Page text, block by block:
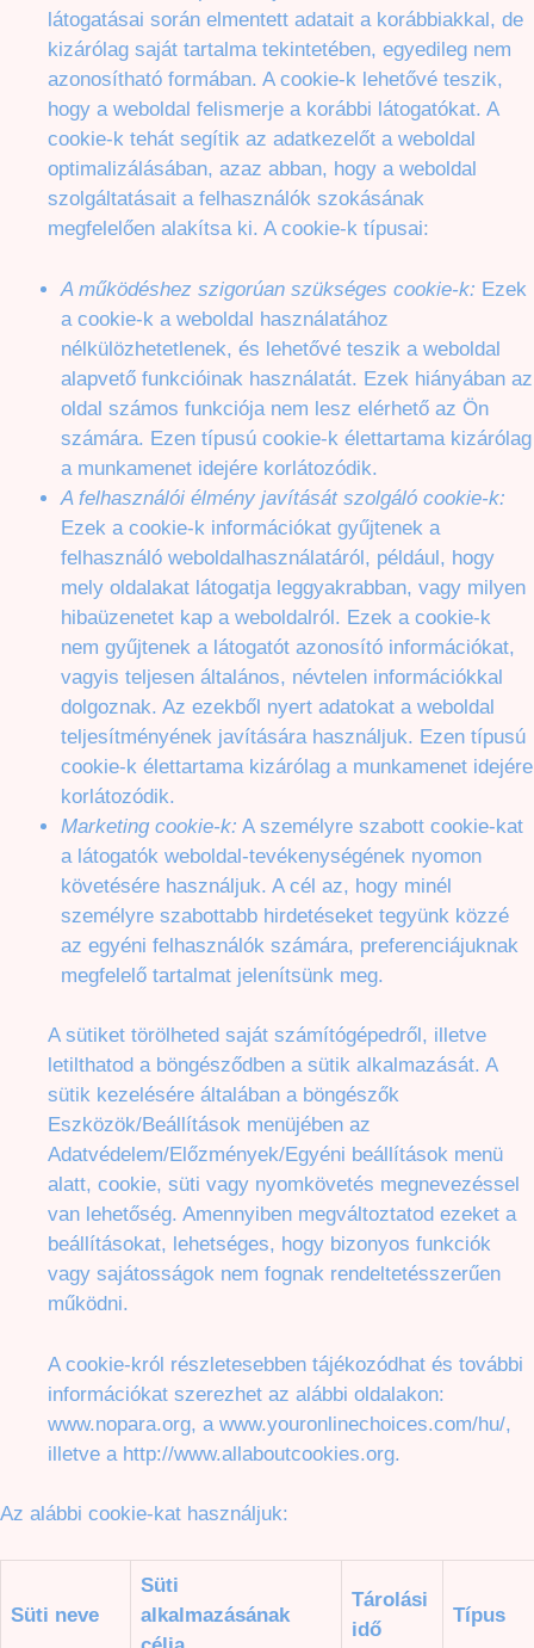
látogatásai során elmentett adatait a korábbiakkal, de
kizárólag saját tartalma tekintetében, egyedileg nem
azonosítható formában. A cookie-k lehetővé teszik,
hogy a weboldal felismerje a korábbi látogatókat. A
cookie-k tehát segítik az adatkezelőt a weboldal
optimalizálásában, azaz abban, hogy a weboldal
szolgáltatásait a felhasználók szokásának
megfelelően alakítsa ki. A cookie-k típusai:
A működéshez szigorúan szükséges cookie-k: Ezek
a cookie-k a weboldal használatához
nélkülözhetetlenek, és lehetővé teszik a weboldal
alapvető funkcióinak használatát. Ezek hiányában az
oldal számos funkciója nem lesz elérhető az Ön
számára. Ezen típusú cookie-k élettartama kizárólag
a munkamenet idejére korlátozódik.
A felhasználói élmény javítását szolgáló cookie-k:
Ezek a cookie-k információkat gyűjtenek a
felhasználó weboldalhasználatáról, például, hogy
mely oldalakat látogatja leggyakrabban, vagy milyen
hibaüzenetet kap a weboldalról. Ezek a cookie-k
nem gyűjtenek a látogatót azonosító információkat,
vagyis teljesen általános, névtelen információkkal
dolgoznak. Az ezekből nyert adatokat a weboldal
teljesítményének javítására használjuk. Ezen típusú
cookie-k élettartama kizárólag a munkamenet idejére
korlátozódik.
Marketing cookie-k: A személyre szabott cookie-kat
a látogatók weboldal-tevékenységének nyomon
követésére használjuk. A cél az, hogy minél
személyre szabottabb hirdetéseket tegyünk közzé
az egyéni felhasználók számára, preferenciájuknak
megfelelő tartalmat jelenítsünk meg.
A sütiket törölheted saját számítógépedről, illetve
letilthatod a böngésződben a sütik alkalmazását. A
sütik kezelésére általában a böngészők
Eszközök/Beállítások menüjében az
Adatvédelem/Előzmények/Egyéni beállítások menü
alatt, cookie, süti vagy nyomkövetés megnevezéssel
van lehetőség. Amennyiben megváltoztatod ezeket a
beállításokat, lehetséges, hogy bizonyos funkciók
vagy sajátosságok nem fognak rendeltetésszerűen
működni.
A cookie-król részletesebben tájékozódhat és további
információkat szerezhet az alábbi oldalakon:
www.nopara.org, a www.youronlinechoices.com/hu/,
illetve a http://www.allaboutcookies.org.
Az alábbi cookie-kat használjuk:
Süti neve
Süti
alkalmazásának
Tárolási
idő
Típus